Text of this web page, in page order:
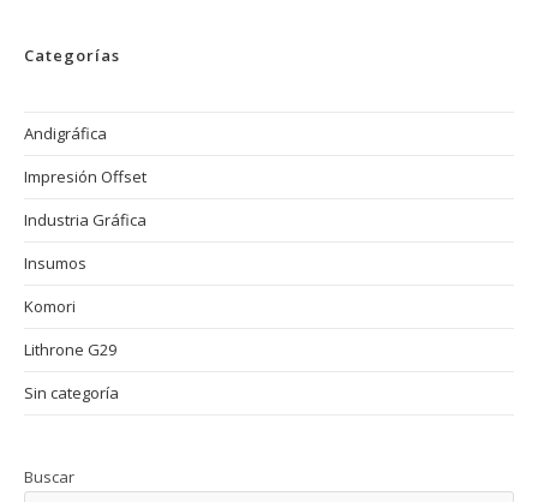
Categorías
Andigráfica
Impresión Offset
Industria Gráfica
Insumos
Komori
Lithrone G29
Sin categoría
Buscar